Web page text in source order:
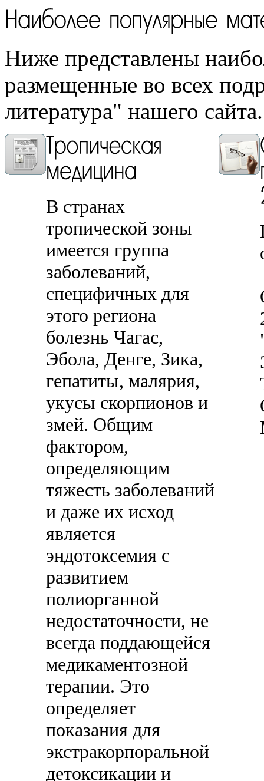
Ниже представлены
размещенные во всех
литература" нашего сайта.
В странах
тропической зоны
имеется группа
заболеваний,
специфичных для
этого региона
болезнь Чагас,
Эбола, Денге, Зика,
гепатиты, малярия,
укусы скорпионов и
змей. Общим
фактором,
определяющим
тяжесть заболеваний
и даже их исход
является
эндотоксемия с
развитием
полиорганной
недостаточности, не
всегда поддающейся
медикаментозной
терапии. Это
определяет
показания для
экстракорпоральной
детоксикации и